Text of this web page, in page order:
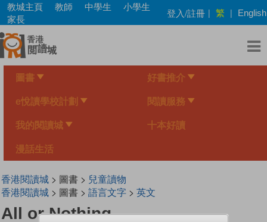
Skip
main
content
教城主頁 教師 中學生
小學生
家長
登入/註冊 | 繁 | English
圖書 好書推介
e悅讀學校計劃 閱讀服務
我的閱讀城 十本好讀
漫話生活
香港閱讀城> 圖書 > 兒童讀物
香港閱讀城> 圖書 > 語言文字> 英文
All or Nothing